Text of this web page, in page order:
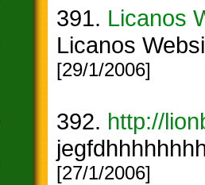
391. Licanos
Licanos
[29/1/2006]
392. http://
[27/1/2006]